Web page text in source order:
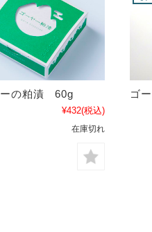
ーの粕漬 60g
¥432(税込)
在庫切れ
ゴ